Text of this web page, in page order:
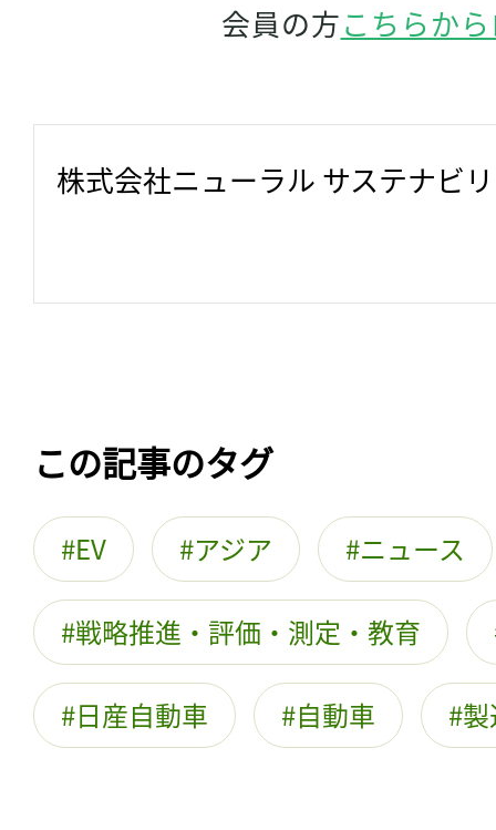
会員の方こちらか
株式会社ニューラル サステナビ
この記事のタグ
EV アジア ニュース
戦略推進・評価・測定・教育
日産自動車 自動車